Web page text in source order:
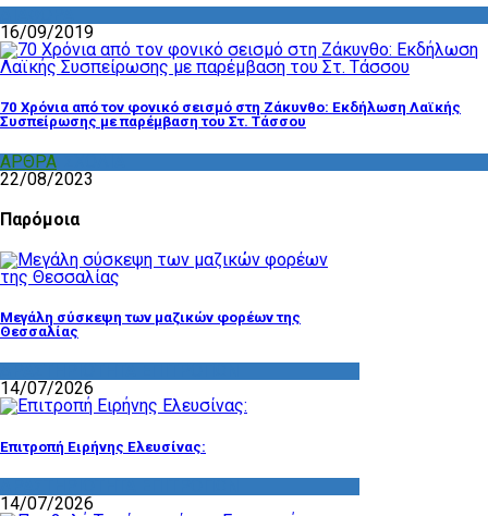
16/09/2019
70 Χρόνια από τον φονικό σεισμό στη Ζάκυνθο: Εκδήλωση Λαϊκής
Συσπείρωσης με παρέμβαση του Στ. Τάσσου
ΑΡΘΡΑ
22/08/2023
Παρόμοια
Μεγάλη σύσκεψη των μαζικών φορέων της
Θεσσαλίας
14/07/2026
Επιτροπή Ειρήνης Ελευσίνας:
14/07/2026